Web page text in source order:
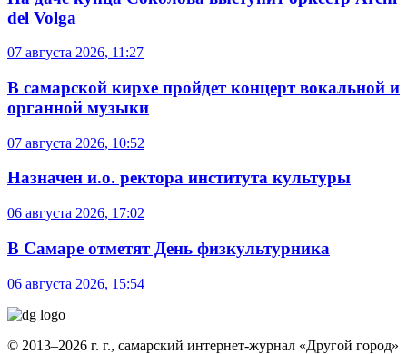
del Volga
07 августа 2026, 11:27
В самарской кирхе пройдет концерт вокальной и
органной музыки
07 августа 2026, 10:52
Назначен и.о. ректора института культуры
06 августа 2026, 17:02
В Самаре отметят День физкультурника
06 августа 2026, 15:54
© 2013–2026 г. г., самарский интернет-журнал «Другой город»